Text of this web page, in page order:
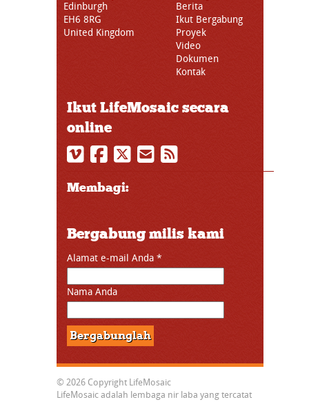
Edinburgh
EH6 8RG
United Kingdom
Berita
Ikut Bergabung
Proyek
Video
Dokumen
Kontak
Ikut LifeMosaic secara
online
Membagi:
Bergabung milis kami
Alamat e-mail Anda *
Nama Anda
© 2026 Copyright LifeMosaic
LifeMosaic adalah lembaga nir laba yang tercatat